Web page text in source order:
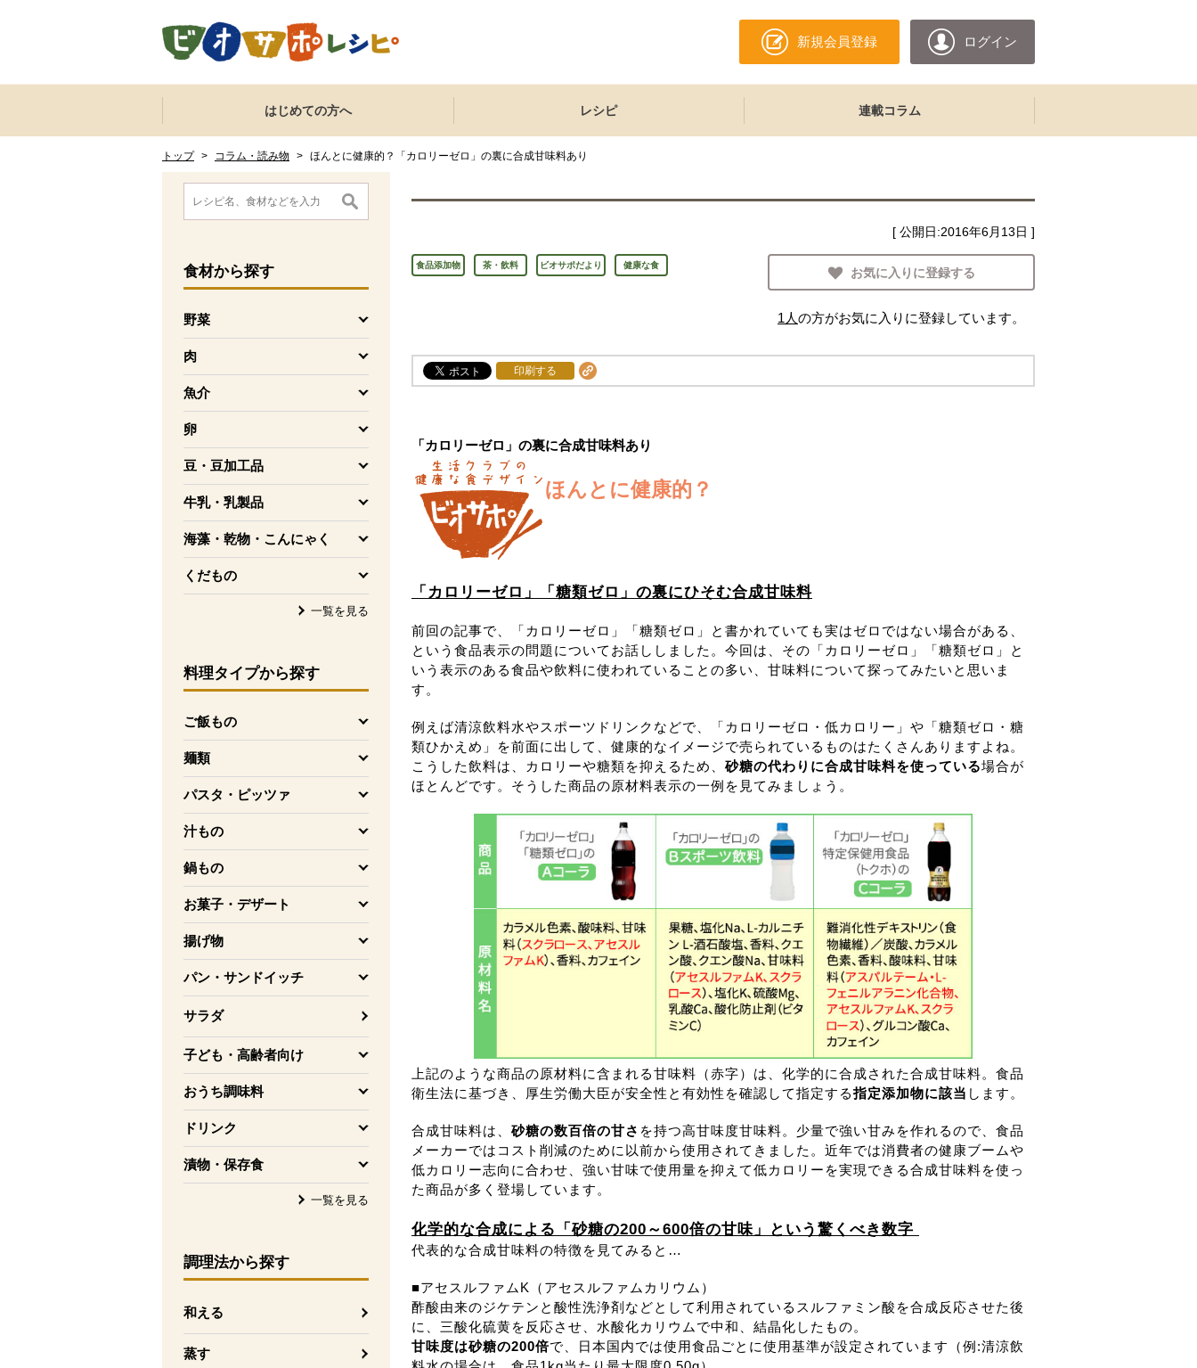
新規会員登録 ログイン
ここからサイト内共通メニューです。
サイト内共通メニューをスキップする
はじめての方へ レシピ 連載コラム
トップ > コラム・読み物 > ほんとに健康的？「カロリーゼロ」の裏に合成甘味料あり
ここから消費材検索メニューです。
食材から探す
野菜
を開く
肉
を開く
魚介
を開く
卵
を開く
豆・豆加工品
を開く
牛乳・乳製品
を開く
海藻・乾物・こんにゃく
を開く
くだもの
を開く
一覧を見る
料理タイプから探す
ご飯もの
を開く
麺類
を開く
パスタ・ピッツァ
を開く
汁もの
を開く
鍋もの
を開く
お菓子・デザート
を開く
揚げ物
を開く
パン・サンドイッチ
を開く
サラダ
子ども・高齢者向け
を開く
おうち調味料
を開く
ドリンク
を開く
漬物・保存食
を開く
一覧を見る
調理法から探す
和える
蒸す
消費材検索メニューここまで。
ここから本文です。
[ 公開日:2016年6月13日 ]
食品添加物 茶・飲料 ビオサポだより 健康な食
お気に入りに登録する
1人の方がお気に入りに登録しています。
印刷する
ほんとに健康的？
「カロリーゼロ」の裏に合成甘味料あり
「カロリーゼロ」「糖類ゼロ」の裏にひそむ合成甘味料
前回の記事で、「カロリーゼロ」「糖類ゼロ」と書かれていても実はゼロではない場合がある、
という食品表示の問題についてお話ししました。今回は、その「カロリーゼロ」「糖類ゼロ」と
いう表示のある食品や飲料に使われていることの多い、甘味料について探ってみたいと思いま
す。
例えば清涼飲料水やスポーツドリンクなどで、「カロリーゼロ・低カロリー」や「糖類ゼロ・糖
類ひかえめ」を前面に出して、健康的なイメージで売られているものはたくさんありますよね。
こうした飲料は、カロリーや糖類を抑えるため、 砂糖の代わりに合成甘味料を使っている場合が
ほとんどです。そうした商品の原材料表示の一例を見てみましょう。
上記のような商品の原材料に含まれる甘味料（赤字）は、化学的に合成された合成甘味料。食品
衛生法に基づき、厚生労働大臣が安全性と有効性を確認して指定する指定添加物に該当 します。
合成甘味料は、 砂糖の数百倍の甘さ を持つ高甘味度甘味料。少量で強い甘みを作れるので、食品
メーカーではコスト削減のために以前から使用されてきました。近年では消費者の健康ブームや
低カロリー志向に合わせ、強い甘味で使用量を抑えて低カロリーを実現できる合成甘味料を使っ
た商品が多く登場しています。
化学的な合成による「砂糖の200～600倍の甘味」という驚くべき数字
代表的な合成甘味料の特徴を見てみると…
■アセスルファムK（アセスルファムカリウム）
酢酸由来のジケテンと酸性洗浄剤などとして利用されているスルファミン酸を合成反応させた後
に、三酸化硫黄を反応させ、水酸化カリウムで中和、結晶化したもの。
甘味度は砂糖の200倍で、日本国内では使用食品ごとに使用基準が設定されています（例:清涼飲